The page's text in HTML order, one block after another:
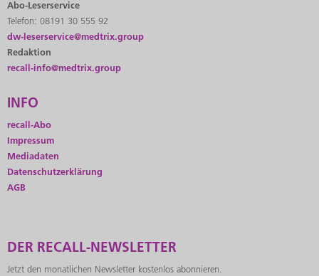
Abo-Leserservice
Telefon: 08191 30 555 92
dw-leserservice@medtrix.group
Redaktion
recall-info@medtrix.group
INFO
recall-Abo
Impressum
Mediadaten
Datenschutzerklärung
AGB
DER RECALL-NEWSLETTER
Jetzt den monatlichen Newsletter kostenlos abonnieren.